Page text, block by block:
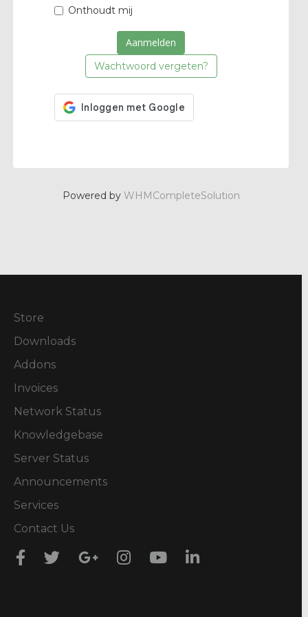
Onthoudt mij
Wachtwoord vergeten?
Powered by WHMCompleteSolution
Store
Downloads
Addons
Invoices
Network Status
Knowledgebase
Server Status
Announcements
Services
Contact Us